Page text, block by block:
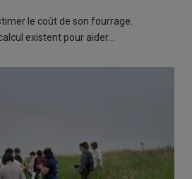
le coût de son fourrage.
existent pour aider…